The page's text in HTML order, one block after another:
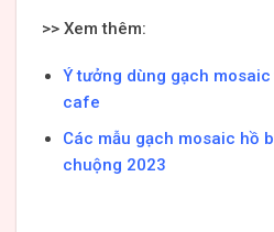
>> Xem thêm:
Ýtưởng dùng gạch mosaic
cafe
Các mẫu gạch mosaic hồ
chuộng 2023